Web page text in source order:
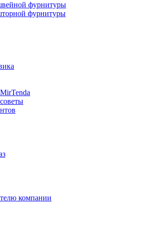
фурнитуры
фурнитуры
компании